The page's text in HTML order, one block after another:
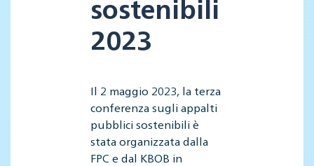
sostenibili
2023
Il 2 maggio 2023, la terza
conferenza sugli appalti
pubblici sostenibili è
stata organizzata dalla
FPC e dal KBOB in